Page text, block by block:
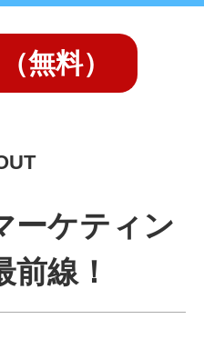
無料）
ーケティン
前線！